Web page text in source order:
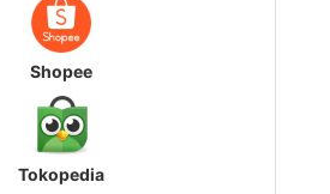
Shopee
Tokopedia